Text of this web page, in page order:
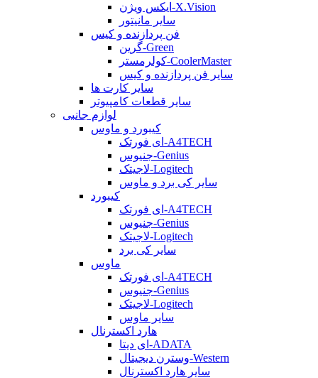
ایکس ویژن-X.Vision
سایر مانیتور
فن پردازنده و کیس
گرین-Green
کولرمستر-CoolerMaster
سایر فن پردازنده و کیس
سایر کارت ها
سایر قطعات کامپیوتر
لوازم جانبی
کیبورد و ماوس
ای فورتک-A4TECH
جنیوس-Genius
لاجیتک-Logitech
سایر کی برد و ماوس
کیبورد
ای فورتک-A4TECH
جنیوس-Genius
لاجیتک-Logitech
سایر کی برد
ماوس
ای فورتک-A4TECH
جنیوس-Genius
لاجیتک-Logitech
سایر ماوس
هارد اکسترنال
ای دیتا-ADATA
وسترن دیجیتال-Western
سایر هارد اکسترنال